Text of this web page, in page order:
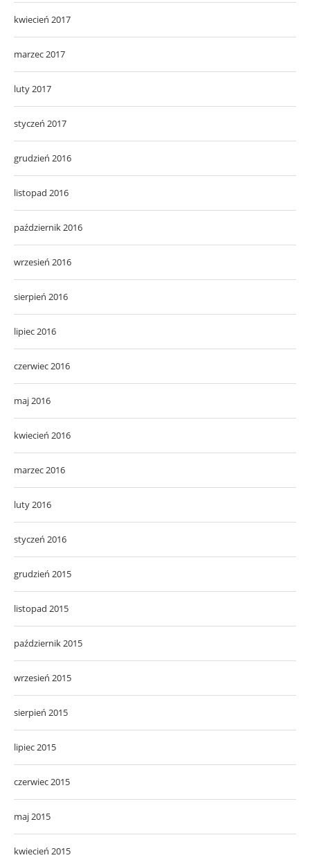
kwiecień 2017
marzec 2017
luty 2017
styczeń 2017
grudzień 2016
listopad 2016
październik 2016
wrzesień 2016
sierpień 2016
lipiec 2016
czerwiec 2016
maj 2016
kwiecień 2016
marzec 2016
luty 2016
styczeń 2016
grudzień 2015
listopad 2015
październik 2015
wrzesień 2015
sierpień 2015
lipiec 2015
czerwiec 2015
maj 2015
kwiecień 2015